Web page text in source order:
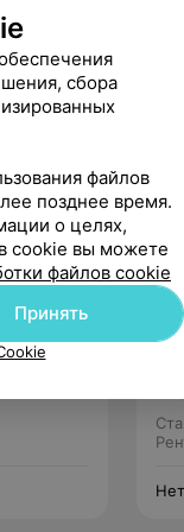
сбора
файлов
позднее время.
о целях,
cookie вы можете
файлов cookie
Принять